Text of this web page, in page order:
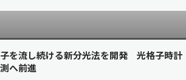
を流し続ける新分光法を開発 光格子時計
へ前進